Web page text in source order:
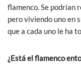
flamenco. Se podrían
pero viviendo uno en
que a cada uno le ha
¿Está el flamenco